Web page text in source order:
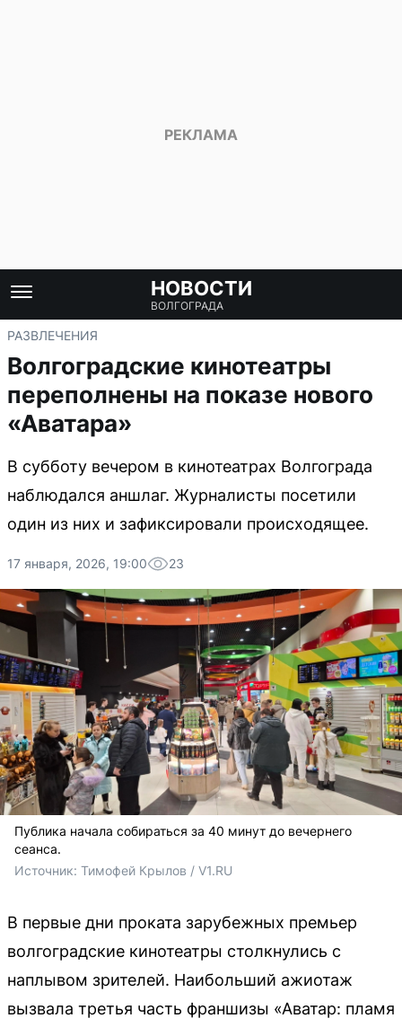
НОВОСТИ
ВОЛГОГРАДА
РАЗВЛЕЧЕНИЯ
Волгоградские кинотеатры
переполнены на показе нового
«Аватара»
В субботу вечером в кинотеатрах Волгограда
наблюдался аншлаг. Журналисты посетили
один из них и зафиксировали происходящее.
17 января, 2026, 19:00 23
Публика начала собираться за 40 минут до вечернего
сеанса.
Источник: Тимофей Крылов / V1.RU
В первые дни проката зарубежных премьер
волгоградские кинотеатры столкнулись с
наплывом зрителей. Наибольший ажиотаж
вызвала третья часть франшизы «Аватар: пламя